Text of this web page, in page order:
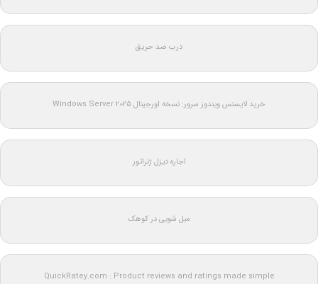
درب ضد حریق
خرید لایسنس ویندوز سرور: نسخه اورجینال Windows Server 2025
اجاره دیزل ژنراتور
مبل شویی در کوهک
QuickRatey.com : Product reviews and ratings made simple